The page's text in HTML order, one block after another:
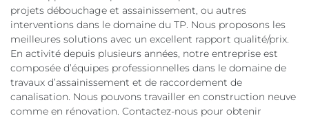
projets débouchage et assainissement, ou autres
interventions dans le domaine du TP. Nous proposons les
meilleures solutions avec un excellent rapport qualité/prix.
En activité depuis plusieurs années, notre entreprise est
composée d’équipes professionnelles dans le domaine de
travaux d’assainissement et de raccordement de
canalisation. Nous pouvons travailler en construction neuve
comme en rénovation. Contactez-nous pour obtenir